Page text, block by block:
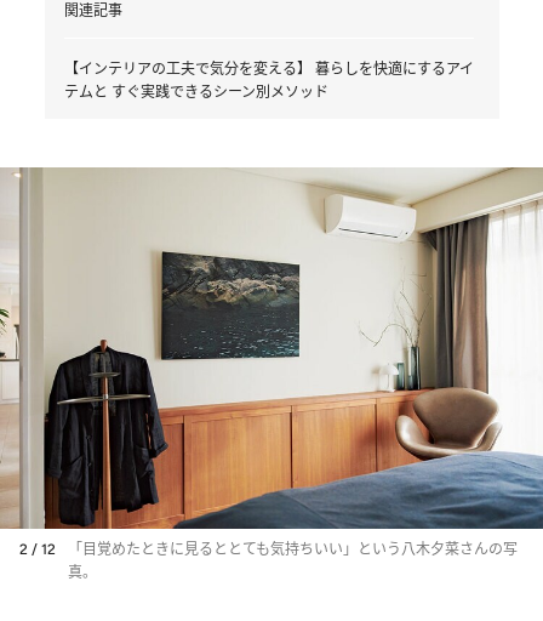
関連記事
【インテリアの工夫で気分を変える】 暮らしを快適にするアイ
テムと すぐ実践できるシーン別メソッド
2 / 12
「目覚めたときに見るととても気持ちいい」という八木夕菜さんの写
真。